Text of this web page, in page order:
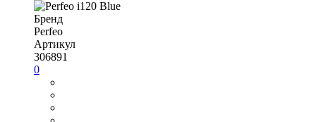
Бренд
Perfeo
Артикул
306891
0